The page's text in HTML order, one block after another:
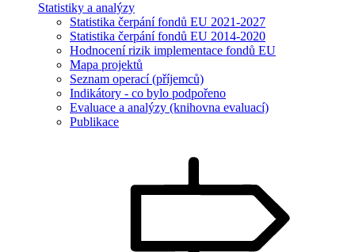
Statistiky a analýzy
Statistika čerpání fondů EU 2021-2027
Statistika čerpání fondů EU 2014-2020
Hodnocení rizik implementace fondů EU
Mapa projektů
Seznam operací (příjemců)
Indikátory - co bylo podpořeno
Evaluace a analýzy (knihovna evaluací)
Publikace